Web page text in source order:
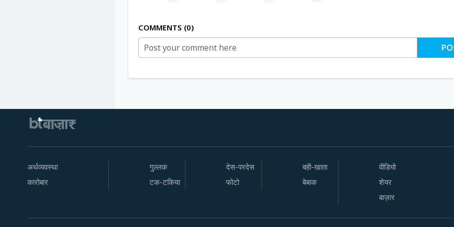
COMMENTS 0
अर्थव्यवस्था
कारोबार
गुल्लक
टक-टकिया
देस-परदेस
फोटो
बही-खाता
बेबाक
वीडियो
शेयर
बाज़ार